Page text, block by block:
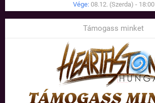
Vége: 08.12. (Szerda) - 18:00
Támogass minket